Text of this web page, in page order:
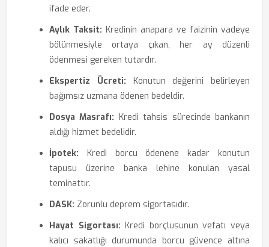
ifade eder.
Aylık Taksit: Kredinin anapara ve faizinin vadeye
bölünmesiyle ortaya çıkan, her ay düzenli
ödenmesi gereken tutardır.
Ekspertiz Ücreti: Konutun değerini belirleyen
bağımsız uzmana ödenen bedeldir.
Dosya Masrafı: Kredi tahsis sürecinde bankanın
aldığı hizmet bedelidir.
İpotek: Kredi borcu ödenene kadar konutun
tapusu üzerine banka lehine konulan yasal
teminattır.
DASK: Zorunlu deprem sigortasıdır.
Hayat Sigortası: Kredi borçlusunun vefatı veya
kalıcı sakatlığı durumunda borcu güvence altına